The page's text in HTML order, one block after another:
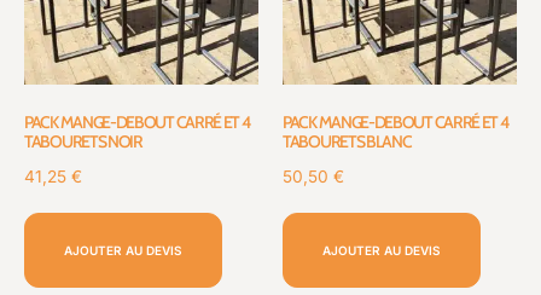
PACK MANGE-DEBOUT CARRÉ ET 4
TABOURETS NOIR
41,25 €
AJOUTER AU DEVIS
PACK MANGE-DEBOUT CARRÉ ET 4
TABOURETS BLANC
50,50 €
AJOUTER AU DEVIS